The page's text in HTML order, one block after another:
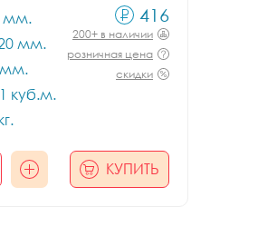
мм.
мм.
мм.
куб.м.
416
200+ в наличии
розничная цена
скидки
КУПИТЬ